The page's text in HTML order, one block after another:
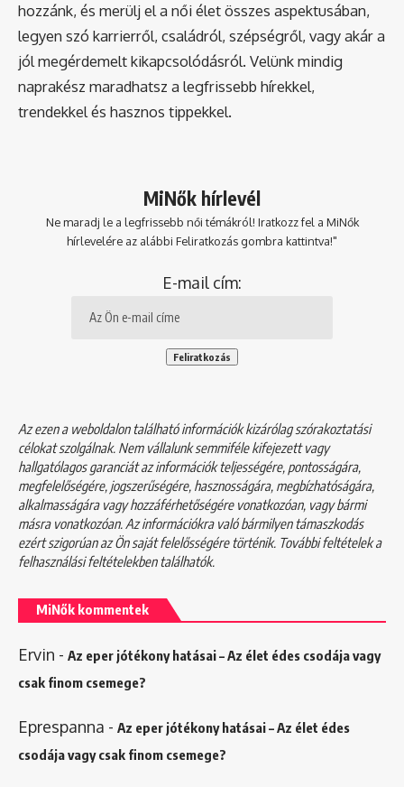
hozzánk, és merülj el a női élet összes aspektusában,
legyen szó karrierről, családról, szépségről, vagy akár a
jól megérdemelt kikapcsolódásról. Velünk mindig
naprakész maradhatsz a legfrissebb hírekkel,
trendekkel és hasznos tippekkel.
MiNők hírlevél
Ne maradj le a legfrissebb női témákról! Iratkozz fel a MiNők
hírlevelére az alábbi Feliratkozás gombra kattintva!"
E-mail cím:
Az ezen a weboldalon található információk kizárólag szórakoztatási
célokat szolgálnak. Nem vállalunk semmiféle kifejezett vagy
hallgatólagos garanciát az információk teljességére, pontosságára,
megfelelőségére, jogszerűségére, hasznosságára, megbízhatóságára,
alkalmasságára vagy hozzáférhetőségére vonatkozóan, vagy bármi
másra vonatkozóan. Az információkra való bármilyen támaszkodás
ezért szigorúan az Ön saját felelősségére történik. További feltételek a
felhasználási feltételekbentalálhatók.
MiNők kommentek
Ervin - Az eper jótékony hatásai – Az élet édes csodája vagy
csak finom csemege?
Eprespanna - Az eper jótékony hatásai – Az élet édes
csodája vagy csak finom csemege?